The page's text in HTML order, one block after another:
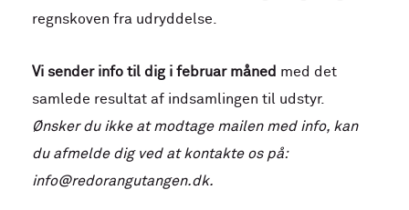
regnskoven fra udryddelse.
Vi sender info til dig i februar måned med det
samlede resultat af indsamlingen til udstyr.
Ønsker du ikke at modtage mailen med info, kan
du afmelde dig ved at kontakte os på:
info@redorangutangen.dk.